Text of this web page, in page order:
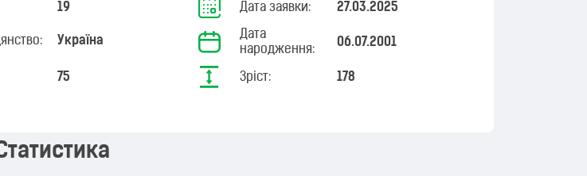
19 Дата заявки: 27.03.2025
Україна
Дата
народження:
06.07.2001
75 Зріст: 178